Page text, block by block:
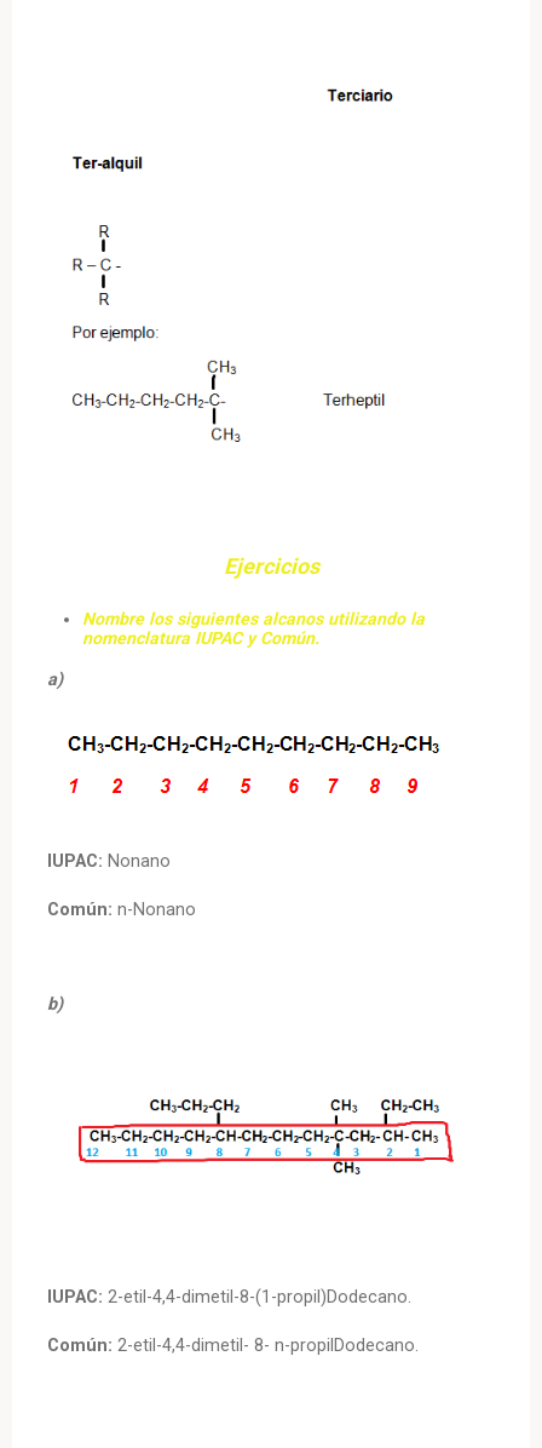
Ejercicios
Nombre los siguientes alcanos utilizando la
nomenclatura IUPAC y Común.
a)
IUPAC: Nonano
Común: n-Nonano
b)
IUPAC: 2-etil-4,4-dimetil-8-(1-propil)Dodecano.
Común: 2-etil-4,4-dimetil- 8- n-propilDodecano.